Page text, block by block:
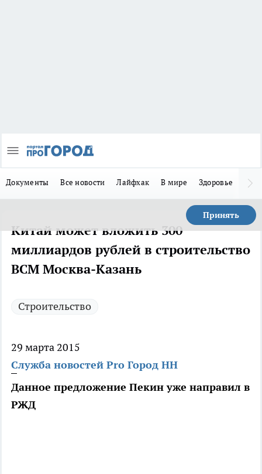
Документы Все новости Лайфхак В мире Здоровье
Принять
Китай может вложить 300
миллиардов рублей в строительство
ВСМ Москва-Казань
Строительство
29 марта 2015
Служба новостей Pro Город НН
Данное предложение Пекин уже направил в
РЖД